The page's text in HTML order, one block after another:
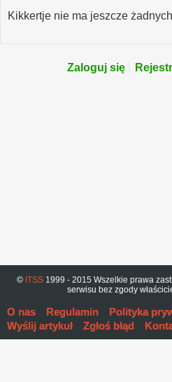
Kikkertje nie ma jeszcze
Zaloguj się
© ITSS 1999 - 2015 Wszelkie prawa
serwisu bez zgody
O nas Regulamin Polityka
Wyślij artykuł
Zgłoś błąd